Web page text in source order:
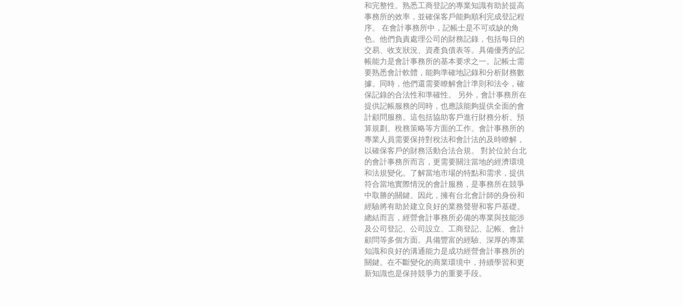
和完整性。熟悉工商登記的專業知識有助於提高
事務所的效率，並確保客戶能夠順利完成登記程
序。 在會計事務所中，記帳士是不可或缺的角
色。他們負責處理公司的財務記錄，包括每日的
交易、收支狀況、資產負債表等。具備優秀的記
帳能力是會計事務所的基本要求之一。記帳士需
要熟悉會計軟體，能夠準確地記錄和分析財務數
據。同時，他們還需要瞭解會計準則和法令，確
保記錄的合法性和準確性。 另外，會計事務所在
提供記帳服務的同時，也應該能夠提供全面的會
計顧問服務。這包括協助客戶進行財務分析、預
算規劃、稅務策略等方面的工作。會計事務所的
專業人員需要保持對稅法和會計法的及時瞭解，
以確保客戶的財務活動合法合規。 對於位於台北
的會計事務所而言，更需要關注當地的經濟環境
和法規變化。了解當地市場的特點和需求，提供
符合當地實際情況的會計服務，是事務所在競爭
中取勝的關鍵。因此，擁有台北會計師的身份和
經驗將有助於建立良好的業務聲譽和客戶基礎。
總結而言，經營會計事務所必備的專業與技能涉
及公司登記、公司設立、工商登記、記帳、會計
顧問等多個方面。具備豐富的經驗、深厚的專業
知識和良好的溝通能力是成功經營會計事務所的
關鍵。在不斷變化的商業環境中，持續學習和更
新知識也是保持競爭力的重要手段。